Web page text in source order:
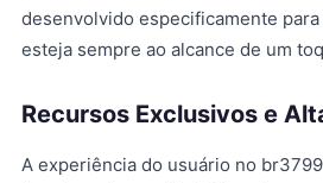
desenvolvido especificamente
esteja sempre ao alcance de um
Recursos Exclusivos e
A experiência do usuário no